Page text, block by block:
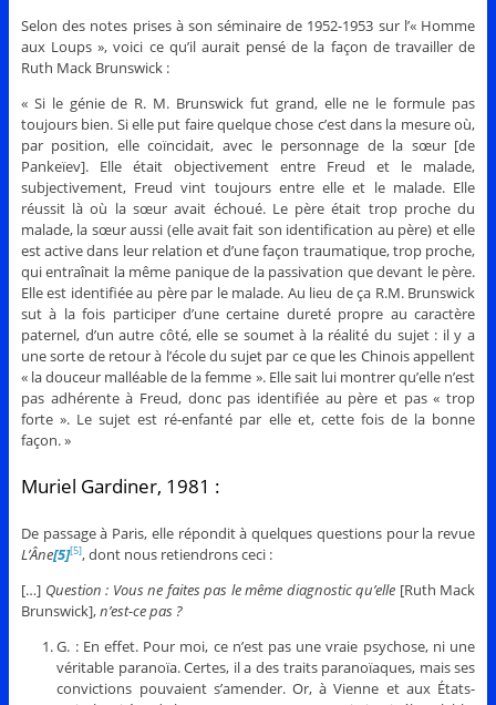
Selon des notes prises à son séminaire de 1952-1953 sur l’« Homme
aux Loups », voici ce qu’il aurait pensé de la façon de travailler de
Ruth Mack Brunswick :
« Si le génie de R. M. Brunswick fut grand, elle ne le formule pas
toujours bien. Si elle put faire quelque chose c’est dans la mesure où,
par position, elle coïncidait, avec le personnage de la sœur [de
Pankeïev]. Elle était objectivement entre Freud et le malade,
subjectivement, Freud vint toujours entre elle et le malade. Elle
réussit là où la sœur avait échoué. Le père était trop proche du
malade, la sœur aussi (elle avait fait son identification au père) et elle
est active dans leur relation et d’une façon traumatique, trop proche,
qui entraînait la même panique de la passivation que devant le père.
Elle est identifiée au père par le malade. Au lieu de ça R.M. Brunswick
sut à la fois participer d’une certaine dureté propre au caractère
paternel, d’un autre côté, elle se soumet à la réalité du sujet : il y a
une sorte de retour à l’école du sujet par ce que les Chinois appellent
« la douceur malléable de la femme ». Elle sait lui montrer qu’elle n’est
pas adhérente à Freud, donc pas identifiée au père et pas « trop
forte ». Le sujet est ré-enfanté par elle et, cette fois de la bonne
façon. »
Muriel Gardiner, 1981 :
De passage à Paris, elle répondit à quelques questions pour la revue
L’Âne[5][5], dont nous retiendrons ceci :
[…] Question : Vous ne faites pas le même diagnostic qu’elle [Ruth Mack
Brunswick],n’est-ce pas ?
G. : En effet. Pour moi, ce n’est pas une vraie psychose, ni une
véritable paranoïa. Certes, il a des traits paranoïaques, mais ses
convictions pouvaient s’amender. Or, à Vienne et aux États-